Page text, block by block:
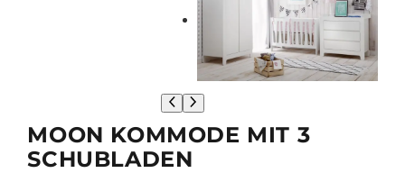
MOON KOMMODE MIT 3
SCHUBLADEN